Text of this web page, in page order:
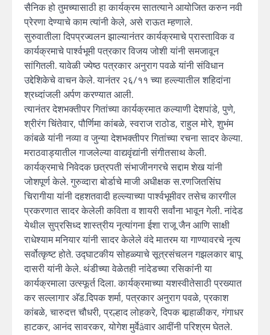
सैनिक हो तुमच्यासाठी हा कार्यक्रम सातत्याने आयोजित करुन नवी
प्रेरणा देण्याचे काम त्यांनी केले, असे राऊत म्हणाले.
सुरुवातीला दिपप्रज्वलन झाल्यानंतर कार्यक्रमाचे प्रास्ताविक व
कार्यक्रमाचे पार्श्वभूमी पत्रकार विजय जोशी यांनी समजावून
सांगितली. यावेळी ज्येष्ठ पत्रकार अनुराग पवळे यांनी संविधान
उद्देशिकेचे वाचन केले. यानंतर २६/११ च्या हल्ल्यातील शहिदांना
श्रध्दांजली अर्पण करण्यात आली.
त्यानंतर देशभक्तीपर गितांच्या कार्यक्रमात कल्याणी देशपांडे, पुणे,
श्रीरंग चिंतेवार, पौर्णिमा कांबळे, स्वराज राठोड, राहुल मोरे, शुभंम
कांबळे यांनी नव्या व जुन्या देशभक्तीपर गितांच्या रचना सादर केल्या.
मराठवाड्यातील गाजलेल्या वाद्यवृंद्यांनी संगीतसाथ केली.
कार्यक्रमाचे निवेदक छत्रपती संभाजीनगरचे सद्दाम शेख यांनी
जोशपूर्ण केले. गुरुव्दारा बोर्डाचे माजी अधीक्षक स.रणजितसिंघ
चिरागीया यांनी दहशतवादी हल्ल्याच्या पार्श्वभूमीवर तसेच कारगील
प्रकरणात सादर केलेली कविता व शायरी सर्वांना भावून गेली. नांदेड
येथील सुप्रसिध्द शास्त्रीय नृत्यांगना ईशा राजू जैन आणि साक्षी
राधेश्याम मनियार यांनी सादर केलेले वंदे मातरम या गाण्यावरचे नृत्य
सर्वोत्कृष्ट होते. उद्घाटकीय सोहळ्याचे सूत्रसंचलन गझलकार बापू
दासरी यांनी केले. थंडीच्या वेळेतही नांदेडच्या रसिकांनी या
कार्यक्रमाला उत्स्फूर्त दिला. कार्यक्रमाच्या यशस्वीतेसाठी प्रख्यात
कर सल्लागार अ‍ॅड.दिपक शर्मा, पत्रकार अनुराग पवळे, प्रकाश
कांबळे, चारुदत्त चौधरी, प्रल्हाद लोहकरे, दिपक बार्‍हाळीकर, गंगाधर
हाटकर, आनंद सावरकर, योगेश मुर्वेâवार आदींनी परिश्रम घेतले.